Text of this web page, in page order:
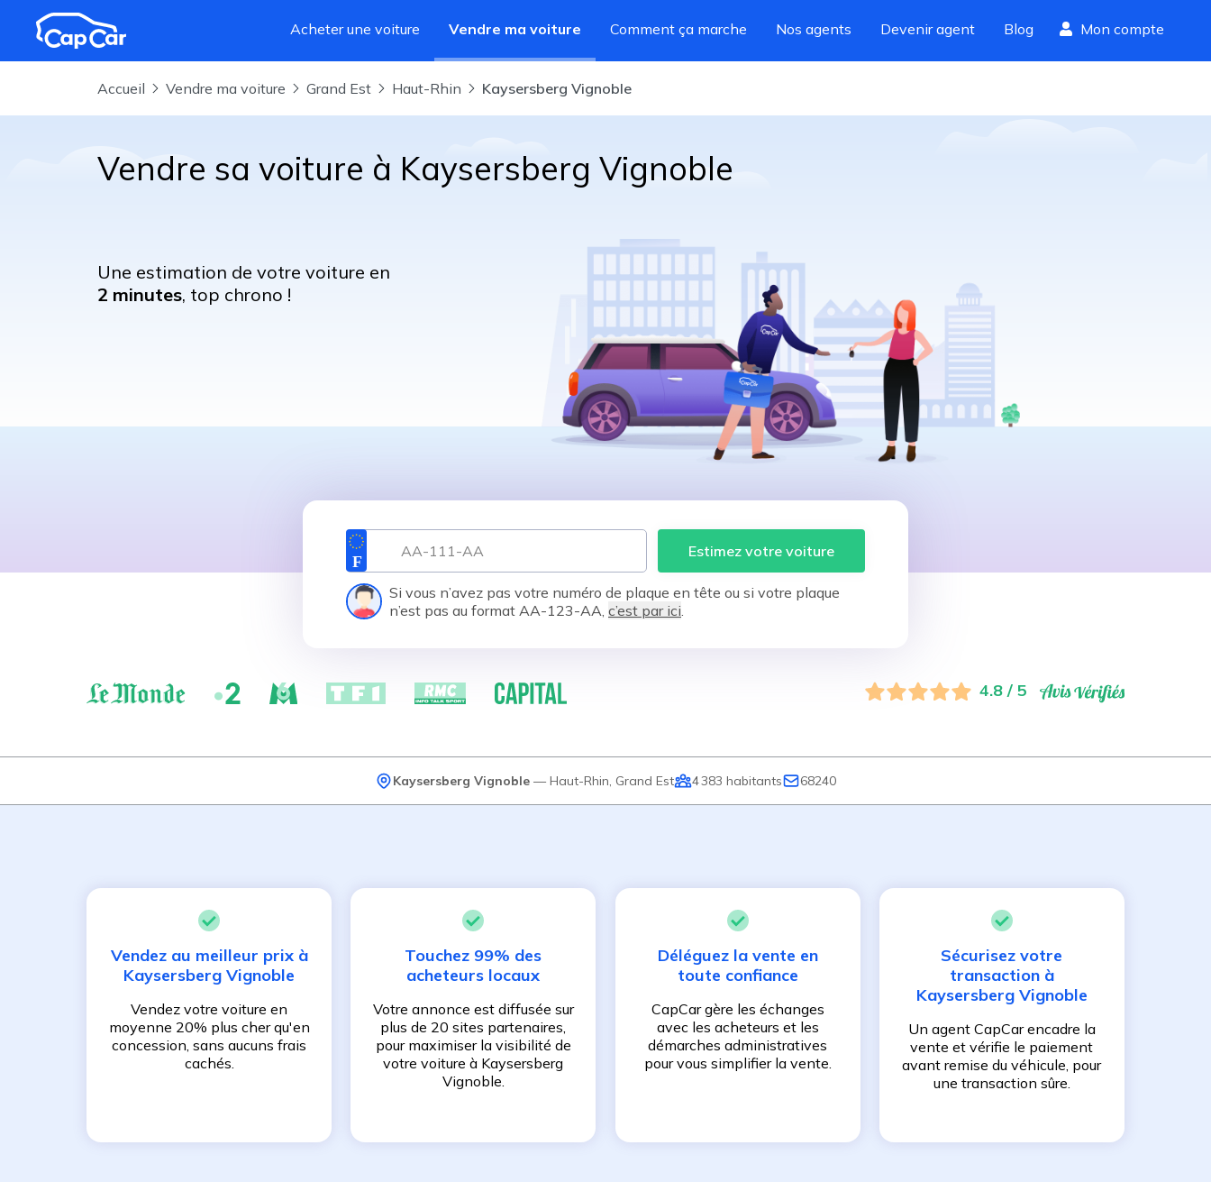
Aller au contenu principal
Acheter une voiture
Vendre ma voiture Comment ça marche Nos agents Devenir agent Blog Mon compte
Accueil Vendre ma voiture Grand Est Haut-Rhin Kaysersberg Vignoble
Vendre sa voiture à Kaysersberg Vignoble
Une estimation de votre voiture en
2 minutes, top chrono !
Estimez votre voiture
Si vous n’avez pas votre numéro de plaque en tête ou si votre plaque
n’est pas au format AA-123-AA, c’est par ici.
4.8 / 5
Kaysersberg Vignoble — Haut-Rhin Grand Est 4 383 habitants 68240
Vendez au meilleur prix à
Kaysersberg Vignoble
Vendez votre voiture en
moyenne 20% plus cher qu'en
concession, sans aucuns frais
cachés.
Touchez 99% des
acheteurs locaux
Votre annonce est diffusée sur
plus de 20 sites partenaires,
pour maximiser la visibilité de
votre voiture à Kaysersberg
Vignoble.
Déléguez la vente en
toute confiance
CapCar gère les échanges
avec les acheteurs et les
démarches administratives
pour vous simplifier la vente.
Sécurisez votre
transaction à
Kaysersberg Vignoble
Un agent CapCar encadre la
vente et vérifie le paiement
avant remise du véhicule, pour
une transaction sûre.